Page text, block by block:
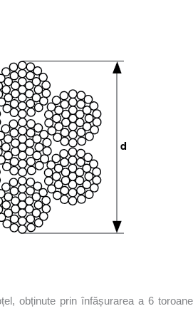
obținute prin înfășurarea a 6 toroane